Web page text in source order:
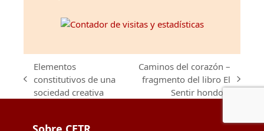
previous
post:
Elementos
constitutivos de una
sociedad creativa
next
post:
Caminos del corazón –
fragmento del libro El
Sentir hondo –